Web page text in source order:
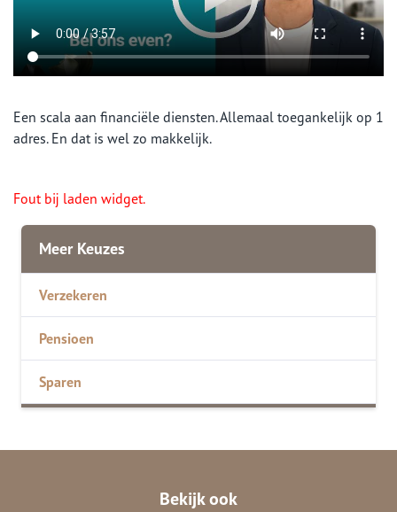
Een scala aan financiële diensten. Allemaal toegankelijk op 1
adres. En dat is wel zo makkelijk.
Fout bij laden widget.
Meer Keuzes
Verzekeren
Pensioen
Sparen
Bekijk ook